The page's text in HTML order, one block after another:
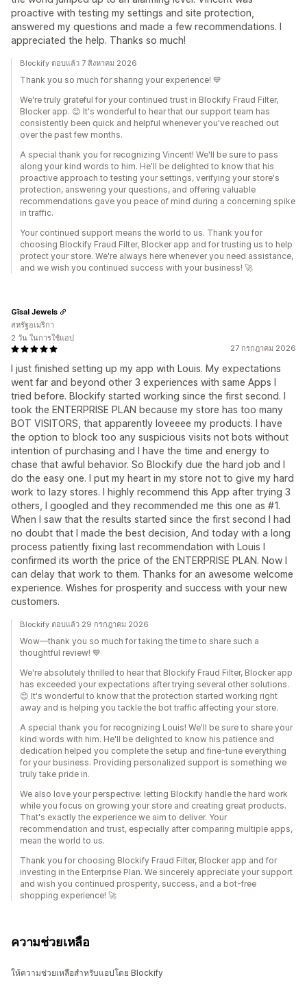
proactive with testing my settings and site protection,
answered my questions and made a few recommendations. I
appreciated the help. Thanks so much!
Blockify ตอบแล้ว 7 สิงหาคม 2026
Thank you so much for sharing your experience! 💙
We're truly grateful for your continued trust in Blockify Fraud Filter,
Blocker app. 😊 It's wonderful to hear that our support team has
consistently been quick and helpful whenever you've reached out
over the past few months.
A special thank you for recognizing Vincent! We'll be sure to pass
along your kind words to him. He'll be delighted to know that his
proactive approach to testing your settings, verifying your store's
protection, answering your questions, and offering valuable
recommendations gave you peace of mind during a concerning spike
in traffic.
Your continued support means the world to us. Thank you for
choosing Blockify Fraud Filter, Blocker app and for trusting us to help
protect your store. We're always here whenever you need assistance,
and we wish you continued success with your business! 🚀
27 กรกฎาคม 2026
I just finished setting up my app with Louis. My expectations
went far and beyond other 3 experiences with same Apps I
tried before. Blockify started working since the first second. I
took the ENTERPRISE PLAN because my store has too many
BOT VISITORS, that apparently loveeee my products. I have
the option to block too any suspicious visits not bots without
intention of purchasing and I have the time and energy to
chase that awful behavior. So Blockify due the hard job and I
do the easy one. I put my heart in my store not to give my hard
work to lazy stores. I highly recommend this App after trying 3
others, I googled and they recommended me this one as #1.
When I saw that the results started since the first second I had
no doubt that I made the best decision, And today with a long
process patiently fixing last recommendation with Louis I
confirmed its worth the price of the ENTERPRISE PLAN. Now I
can delay that work to them. Thanks for an awesome welcome
experience. Wishes for prosperity and success with your new
customers.
Gīsal Jewels
สหรัฐอเมริกา
2 วัน ในการใช้แอป
Blockify ตอบแล้ว 29 กรกฎาคม 2026
Wow—thank you so much for taking the time to share such a
thoughtful review! 💙
We're absolutely thrilled to hear that Blockify Fraud Filter, Blocker app
has exceeded your expectations after trying several other solutions.
😊 It's wonderful to know that the protection started working right
away and is helping you tackle the bot traffic affecting your store.
A special thank you for recognizing Louis! We'll be sure to share your
kind words with him. He'll be delighted to know his patience and
dedication helped you complete the setup and fine-tune everything
for your business. Providing personalized support is something we
truly take pride in.
We also love your perspective: letting Blockify handle the hard work
while you focus on growing your store and creating great products.
That's exactly the experience we aim to deliver. Your
recommendation and trust, especially after comparing multiple apps,
mean the world to us.
Thank you for choosing Blockify Fraud Filter, Blocker app and for
investing in the Enterprise Plan. We sincerely appreciate your support
and wish you continued prosperity, success, and a bot-free
shopping experience! 🚀
ความช่วยเหลือ
ให้ความช่วยเหลือสำหรับแอปโดย Blockify